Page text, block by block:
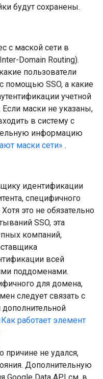
будут сохранены.
с маской сети в
Domain Routing).
пользователи
помощью SSO, а какие
учетной
Если маски не указаны,
в систему с
информацию
маски сети» .
идентификации
специфичного
это не обязательно
SSO, эта
компаний,
всей
поддоменами.
для домена,
следует связать с
работает элемент
причине не удался,
Дополнительную